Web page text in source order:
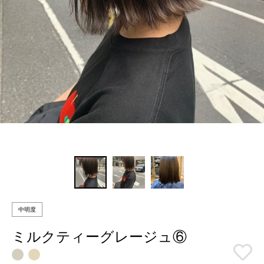
中明度
ミルクティーグレージュ⑥